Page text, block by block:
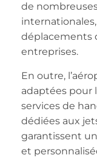
de
déplacements
entreprises.
En outre,
adaptées pour
services de
dédiées aux
garantissent
et